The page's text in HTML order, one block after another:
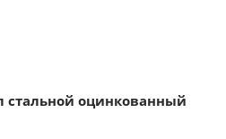
стальной оцинкованный